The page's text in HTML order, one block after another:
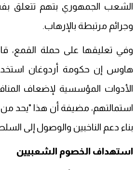
الشعب الجمهوري بتهم تتعلق
وجرائم مرتبطة بالإرهاب.
وفي تعليقها على حملة القمع،
هاوس إن حكومة أردوغان
الأدوات المؤسسية لإضعاف
استمالتهم، مضيفة أن هذا "يحد
بناء دعم الناخبين والوصول إلى
استهداف الخصوم الشعبيين